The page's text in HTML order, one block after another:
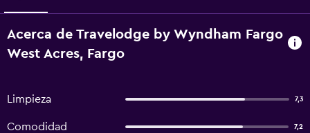
Acerca de Travelodge by Wyndham Fargo
West Acres, Fargo
Limpieza 7,3
Comodidad 7,2